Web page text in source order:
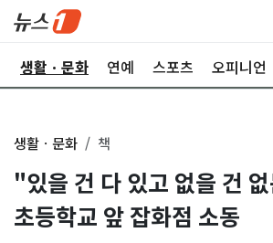
생활ㆍ문화 연예 스포츠 오피니언
생활ㆍ문화 책
"있을 건 다 있고 없을 건
초등학교 앞 잡화점 소동